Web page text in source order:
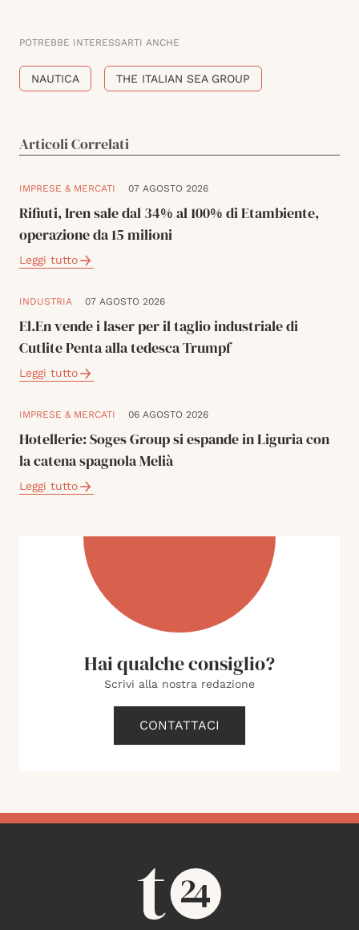
POTREBBE INTERESSARTI ANCHE
NAUTICA THE ITALIAN SEA GROUP
Articoli Correlati
IMPRESE & MERCATI 07 AGOSTO 2026
Rifiuti, Iren sale dal 34% al 100% di Etambiente,
operazione da 15 milioni
Leggi tutto
INDUSTRIA 07 AGOSTO 2026
El.En vende i laser per il taglio industriale di
Cutlite Penta alla tedesca Trumpf
Leggi tutto
IMPRESE & MERCATI 06 AGOSTO 2026
Hotellerie: Soges Group si espande in Liguria con
la catena spagnola Melià
Leggi tutto
Hai qualche consiglio?
Scrivi alla nostra redazione
CONTATTACI